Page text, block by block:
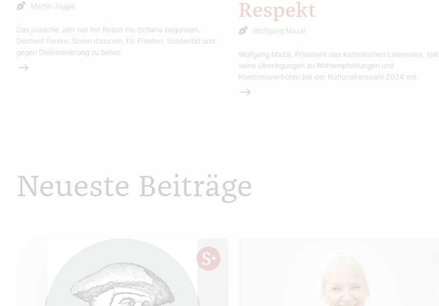
Martin Jäggle
Das jüdische Jahr hat mit Rosch Ha-Schana begonnen.
Dechant Ferenc Simon dazu ein, für Frieden, Solidarität und
gegen Diskriminierung zu beten.
Weiterlesen
Respekt
Wolfgang Mazal
Wolfgang Mazal, Präsident des Katholischen Laienrates, teilt
seine Überlegungen zu Wahlempfehlungen und
Koalitionsverboten bei der Nationalratswahl 2024 mit.
Weiterlesen
Neueste Beiträge